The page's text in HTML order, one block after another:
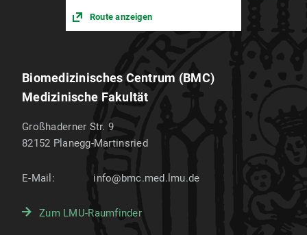
Route anzeigen
Biomedizinisches Centrum (BMC)
Medizinische Fakultät
Großhaderner Str. 9
82152 Planegg-Martinsried
E-Mail: info@bmc.med.lmu.de
Zum LMU-Raumfinder